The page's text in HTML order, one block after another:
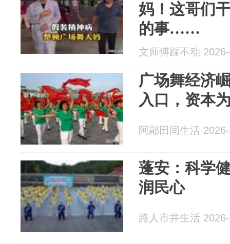
妈！这哥们
的事……
文师傅踩不动
广场舞经济
入口，资本
阿鄖田间生活
蓬安：科学
润民心
路人市井生活